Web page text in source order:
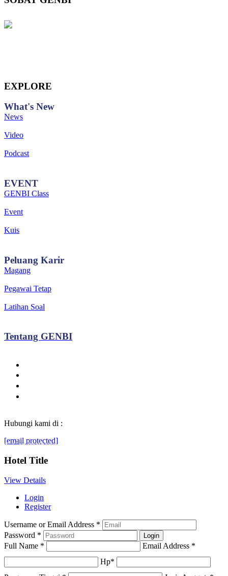
EXPLORE
What's New
News
Video
Podcast
EVENT
GENBI Class
Event
Kuis
Peluang Karir
Magang
Pegawai Tetap
Latihan Soal
Tentang GENBI
Hubungi kami di :
[email protected]
© Generasibaruindonesia.com 2022. All rights reserved.
Hotel Title
View Details
Login
Register
Username or Email Address *
Password *
Full Name * Email Address *
Hp*